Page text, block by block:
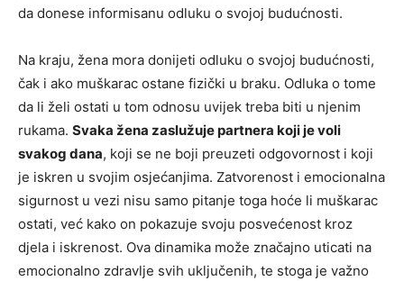
da donese informisanu odluku o svojoj budućnosti.
Na kraju, žena mora donijeti odluku o svojoj budućnosti,
čak i ako muškarac ostane fizički u braku. Odluka o tome
da li želi ostati u tom odnosu uvijek treba biti u njenim
rukama. Svaka žena zaslužuje partnera koji je voli
svakog dana, koji se ne boji preuzeti odgovornost i koji
je iskren u svojim osjećanjima. Zatvorenost i emocionalna
sigurnost u vezi nisu samo pitanje toga hoće li muškarac
ostati, već kako on pokazuje svoju posvećenost kroz
djela i iskrenost. Ova dinamika može značajno uticati na
emocionalno zdravlje svih uključenih, te stoga je važno